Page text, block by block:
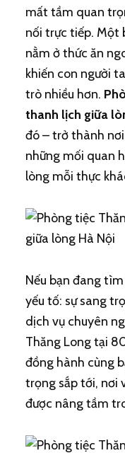
mất tầm quan
nối trực tiếp. Một
nằm ở thức ăn
khiến con người
trò nhiều hơn.
thanh lịch giữa
đó – trở thành
những mối quan
lòng mỗi thực
Nếu bạn đang
yếu tố: sự sang
dịch vụ chuyên
Thăng Long tại
đồng hành cùng
trọng sắp tới, nơi
được nâng tầm